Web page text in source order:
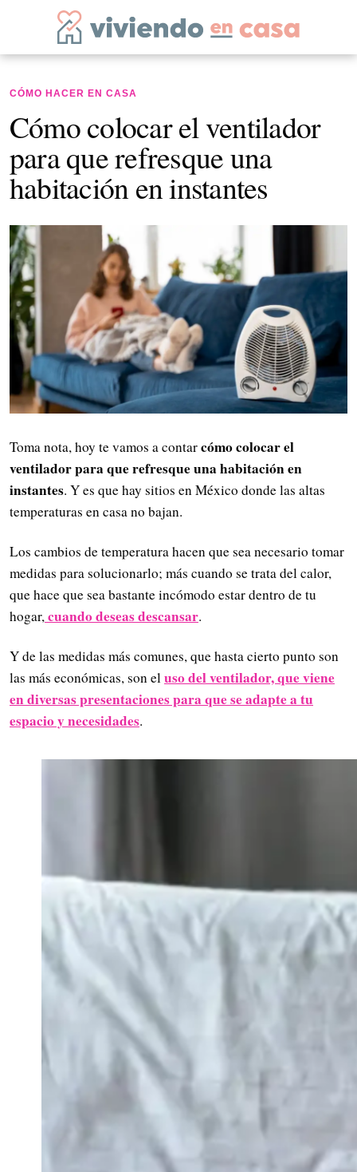
CÓMO HACER EN CASA
Cómo colocar el ventilador
para que refresque una
habitación en instantes
Toma nota, hoy te vamos a contarcómo colocar el
ventilador para que refresque una habitación en
instantes. Y es que hay sitios en México donde las altas
temperaturas en casa no bajan.
Los cambios de temperatura hacen que sea necesario tomar
medidas para solucionarlo; más cuando se trata del calor,
que hace que sea bastante incómodo estar dentro de tu
hogar,cuando deseas descansar.
Y de las medidas más comunes, que hasta cierto punto son
las más económicas, son eluso del ventilador, que viene
en diversas presentaciones para que se adapte a tu
espacio y necesidades.